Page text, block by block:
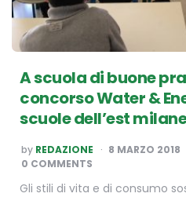
A scuola di buone
concorso Water &
scuole dell’est
POSTED
BY
by REDAZIONE 8 MARZO 2018
0 COMMENTS
Gli stili di vita e di consumo